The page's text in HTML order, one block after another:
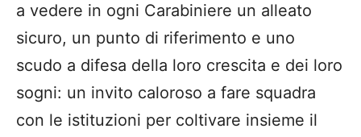
a vedere in ogni Carabiniere un alleato
sicuro, un punto di riferimento e uno
scudo a difesa della loro crescita e dei loro
sogni: un invito caloroso a fare squadra
con le istituzioni per coltivare insieme il